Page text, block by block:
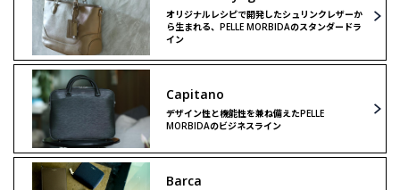
オリジナルレシピで開発したシュリンクレザーか
ら生まれる、PELLE MORBIDAのスタンダードラ
イン
Capitano
デザイン性と機能性を兼ね備えたPELLE
MORBIDAのビジネスライン
Barca